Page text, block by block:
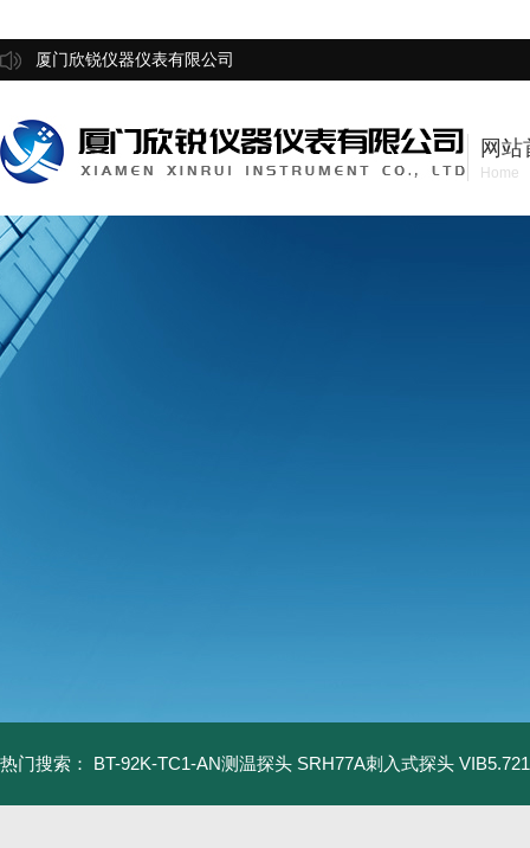
厦门欣锐仪器仪表有限公司
网站
Home
热门搜索： BT-92K-TC1-AN测温探头 SRH77A刺入式探头